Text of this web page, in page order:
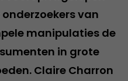
van
manipulaties de
in grote
Claire Charron